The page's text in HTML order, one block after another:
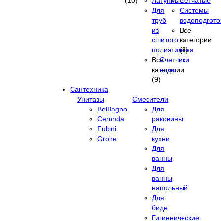
Для
труб
из
сшитого
полиэтилена
Все
категории
(9)
Системы
Все
категории
(8)
Счетчики
воды
Сантехника
Унитазы
BelBagno
Ceronda
Fubini
Grohe
Смесители
Для
раковины
Для
кухни
Для
ванны
Для
ванны
напольный
Для
биде
Гигиенические